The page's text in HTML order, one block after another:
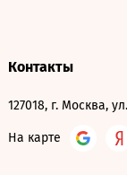
Контакты
127018, г. Москва,
На карте